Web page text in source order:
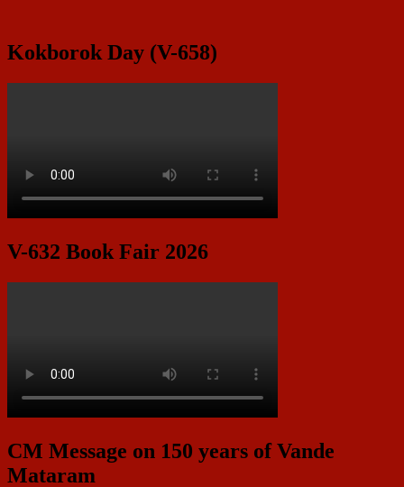
Kokborok Day (V-658)
V-632 Book Fair 2026
CM Message on 150 years of Vande
Mataram